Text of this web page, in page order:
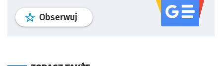
Obserwuj profil serwisu